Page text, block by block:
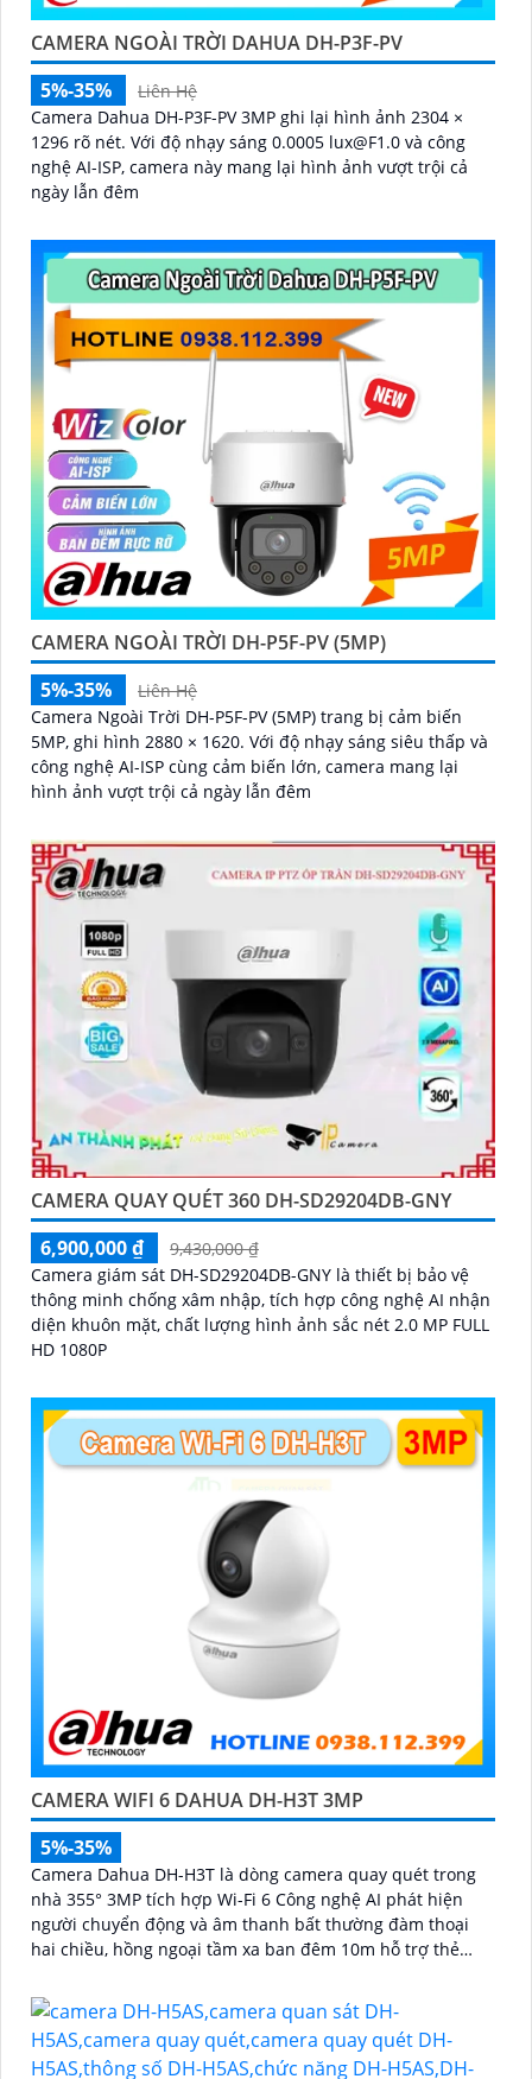
CAMERA NGOÀI TRỜI DAHUA DH-P3F-PV
5%-35%
Liên Hệ
Camera Dahua DH-P3F-PV 3MP ghi lại hình ảnh 2304 ×
1296 rõ nét. Với độ nhạy sáng 0.0005 lux@F1.0 và công
nghệ AI-ISP, camera này mang lại hình ảnh vượt trội cả
ngày lẫn đêm
CAMERA NGOÀI TRỜI DH-P5F-PV (5MP)
5%-35%
Liên Hệ
Camera Ngoài Trời DH-P5F-PV (5MP) trang bị cảm biến
5MP, ghi hình 2880 × 1620. Với độ nhạy sáng siêu thấp và
công nghệ AI-ISP cùng cảm biến lớn, camera mang lại
hình ảnh vượt trội cả ngày lẫn đêm
CAMERA QUAY QUÉT 360 DH-SD29204DB-GNY
6,900,000 ₫
9,430,000 ₫
Camera giám sát DH-SD29204DB-GNY là thiết bị bảo vệ
thông minh chống xâm nhập, tích hợp công nghệ AI nhận
diện khuôn mặt, chất lượng hình ảnh sắc nét 2.0 MP FULL
HD 1080P
CAMERA WIFI 6 DAHUA DH-H3T 3MP
5%-35%
Camera Dahua DH-H3T là dòng camera quay quét trong
nhà 355° 3MP tích hợp Wi-Fi 6 Công nghệ AI phát hiện
người chuyển động và âm thanh bất thường đàm thoại
hai chiều, hồng ngoại tầm xa ban đêm 10m hỗ trợ thẻ
dụng DMSS